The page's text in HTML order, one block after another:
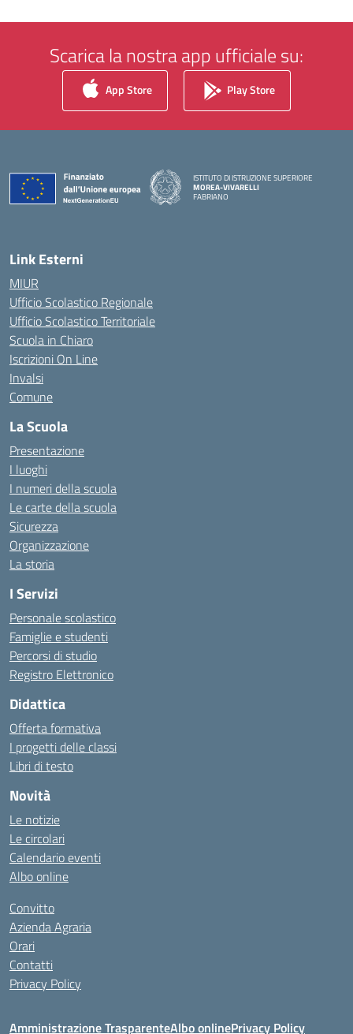
Scarica la nostra app ufficiale su:
App Store Play Store
ISTITUTO DI ISTRUZIONE SUPERIORE
MOREA-VIVARELLI
FABRIANO
Link Esterni
MIUR
Ufficio Scolastico Regionale
Ufficio Scolastico Territoriale
Scuola in Chiaro
Iscrizioni On Line
Invalsi
Comune
La Scuola
Presentazione
I luoghi
I numeri della scuola
Le carte della scuola
Sicurezza
Organizzazione
La storia
I Servizi
Personale scolastico
Famiglie e studenti
Percorsi di studio
Registro Elettronico
Didattica
Offerta formativa
I progetti delle classi
Libri di testo
Novità
Le notizie
Le circolari
Calendario eventi
Albo online
Convitto
Azienda Agraria
Orari
Contatti
Privacy Policy
Amministrazione TrasparenteAlbo onlinePrivacy Policy